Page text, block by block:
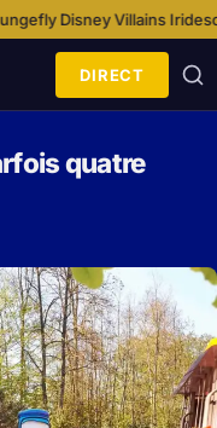
Villains Iridescent·Quel
DIRECT
quatre